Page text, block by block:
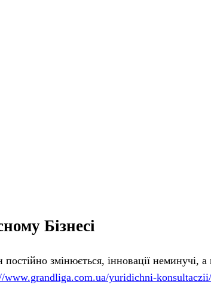
Бізнесі
змінюється, інновації неминучі,
www.grandliga.com.ua/yuridichni-